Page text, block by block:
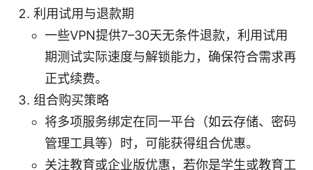
利用试用与退款期
一些VPN提供7–30天无条件退款，利用试用
期测试实际速度与解锁能力，确保符合需求再
正式续费。
组合购买策略
将多项服务绑定在同一平台（如云存储、密码
管理工具等）时，可能获得组合优惠。
关注教育或企业版优惠，若你是学生或教育工